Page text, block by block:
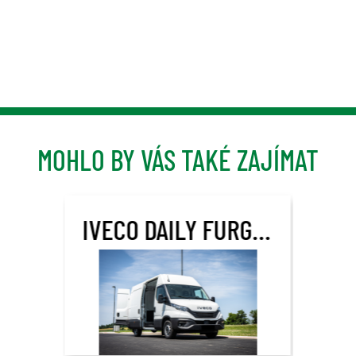
MOHLO BY VÁS TAKÉ ZAJÍMAT
IVECO DAILY FURGON